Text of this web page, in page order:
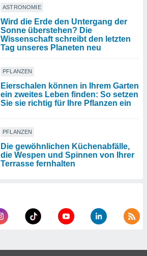
ASTRONOMIE
Wird die Erde den Untergang der
Sonne überstehen? Die
Wissenschaft schreibt den letzten
Tag unseres Planeten neu
PFLANZEN
Eierschalen können in Ihrem Garten
ein zweites Leben finden: So setzen
Sie sie richtig für Ihre Pflanzen ein
PFLANZEN
Die gewöhnlichen Küchenabfälle,
die Wespen und Spinnen von Ihrer
Terrasse fernhalten